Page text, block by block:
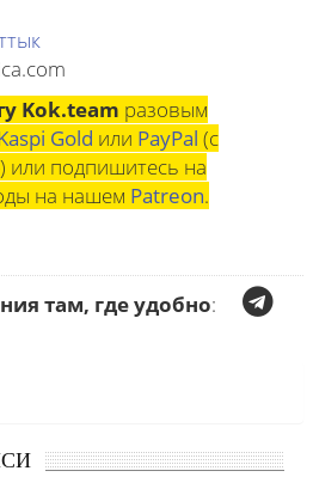
Kok.team разовым
Gold или PayPal (с
или подпишитесь на
на нашем Patreon.
там, где удобно: